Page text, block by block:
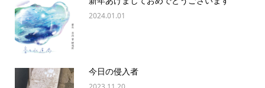
2024.01.01
今日の侵入者